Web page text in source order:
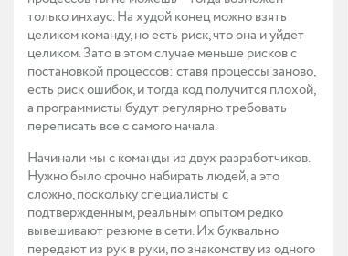
только инхаус. На худой конец можно взять
целиком команду, но есть риск, что она и уйдет
целиком. Зато в этом случае меньше рисков с
постановкой процессов: ставя процессы заново,
есть риск ошибок, и тогда код получится плохой,
а программисты будут регулярно требовать
переписать все с самого начала.
Начинали мы с команды из двух разработчиков.
Нужно было срочно набирать людей, а это
сложно, поскольку специалисты с
подтвержденным, реальным опытом редко
вывешивают резюме в сети. Их буквально
передают из рук в руки, по знакомству из одного